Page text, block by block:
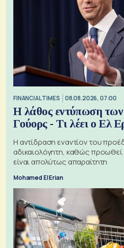
FINANCIAL TIMES 08.08.2026, 07:00
Η λάθος εντύπωση
Γούορς - Τι λέει ο Ελ
Η αντίδραση εναντίον του
αδικαιολόγητη, καθώς
είναι απολύτως απαραίτητη
Mohamed El Erian